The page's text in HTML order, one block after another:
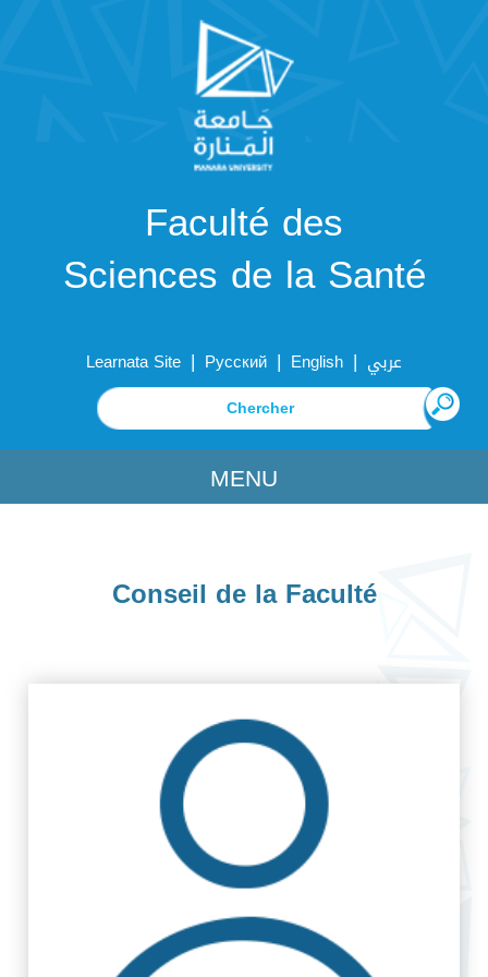
Faculté des
Sciences de la Santé
Learnata Site | Русский | English | عربي
MENU
Conseil de la Faculté